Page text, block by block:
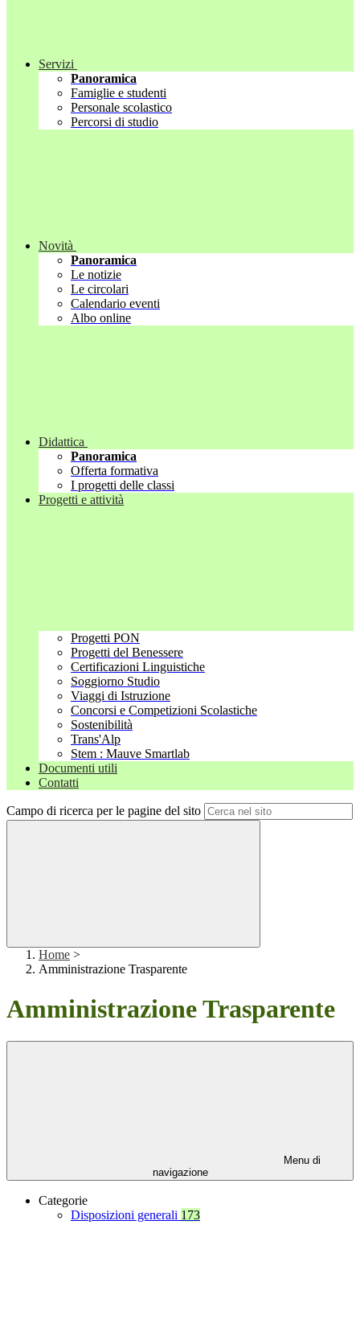
Servizi
Panoramica
Famiglie e studenti
Personale scolastico
Percorsi di studio
Novità
Panoramica
Le notizie
Le circolari
Calendario eventi
Albo online
Didattica
Panoramica
Offerta formativa
I progetti delle classi
Progetti e attività
Progetti PON
Progetti del Benessere
Certificazioni Linguistiche
Soggiorno Studio
Viaggi di Istruzione
Concorsi e Competizioni Scolastiche
Sostenibilità
Trans'Alp
Stem : Mauve Smartlab
Documenti utili
Contatti
Campo di ricerca per le pagine del sito
Home >
Amministrazione Trasparente
Amministrazione Trasparente
Menu di
navigazione
Categorie
Disposizioni generali 173